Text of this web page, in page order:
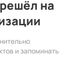
на
и запоминать